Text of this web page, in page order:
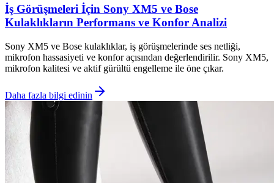
İş Görüşmeleri İçin Sony XM5 ve Bose
Kulaklıkların Performans ve Konfor Analizi
Sony XM5 ve Bose kulaklıklar, iş görüşmelerinde ses netliği,
mikrofon hassasiyeti ve konfor açısından değerlendirilir. Sony XM5,
mikrofon kalitesi ve aktif gürültü engelleme ile öne çıkar.
Daha fazla bilgi edinin